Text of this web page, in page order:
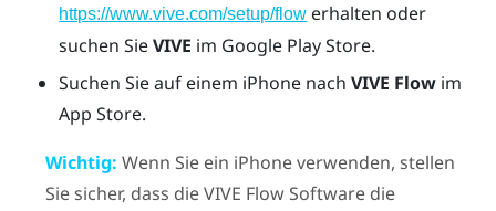
https://www.vive.com/setup/flow erhalten oder
suchen SieVIVE im Google Play Store.
Suchen Sie auf einem iPhone nachVIVE Flow im
App Store.
Wichtig: Wenn Sie ein iPhoneverwenden, stellen
Sie sicher, dass dieVIVE FlowSoftware die